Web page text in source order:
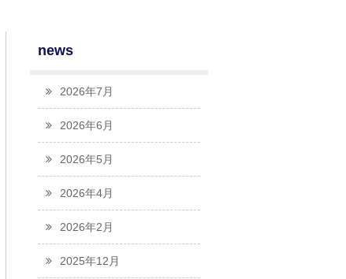
news
2026年7月
2026年6月
2026年5月
2026年4月
2026年2月
2025年12月